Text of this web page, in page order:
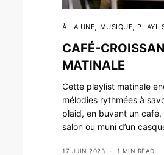
À LA UNE, MUSIQUE,
CAFÉ-
MATINALE
Cette playlist matinale
mélodies rythmées à
plaid, en buvant un
salon ou muni d’un
17 JUIN 2023 1 MIN READ